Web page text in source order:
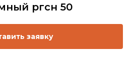
ргсн 50
заявку